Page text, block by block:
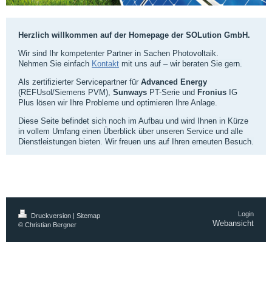
Herzlich willkommen auf der Homepage der SOLution GmbH.
Wir sind Ihr kompetenter Partner in Sachen Photovoltaik.
Nehmen Sie einfach Kontakt mit uns auf – wir beraten Sie gern.
Als zertifizierter Servicepartner für Advanced Energy
(REFUsol/Siemens PVM), Sunways PT-Serie und Fronius IG
Plus lösen wir Ihre Probleme und optimieren Ihre Anlage.
Diese Seite befindet sich noch im Aufbau und wird Ihnen in Kürze
in vollem Umfang einen Überblick über unseren Service und alle
Dienstleistungen bieten. Wir freuen uns auf Ihren erneuten Besuch.
Druckversion | Sitemap
© Christian Bergner
Login
Webansicht